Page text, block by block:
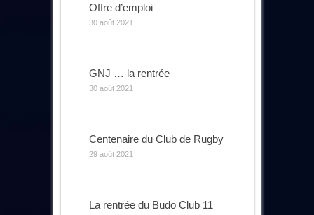
Offre d’emploi
30 août 2021
GNJ … la rentrée
30 août 2021
Centenaire du Club de Rugby
29 août 2021
La rentrée du Budo Club 11